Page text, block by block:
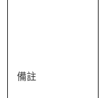
備註